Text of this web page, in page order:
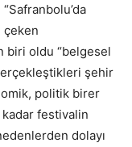
“Safranbolu’da
çeken
biri oldu “belgesel
şehir
politik birer
festivalin
dolayı